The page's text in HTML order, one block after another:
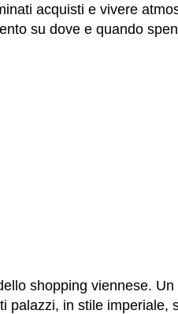
acquisti e vivere
su dove e quando
shopping viennese. Un
palazzi, in stile imperiale,